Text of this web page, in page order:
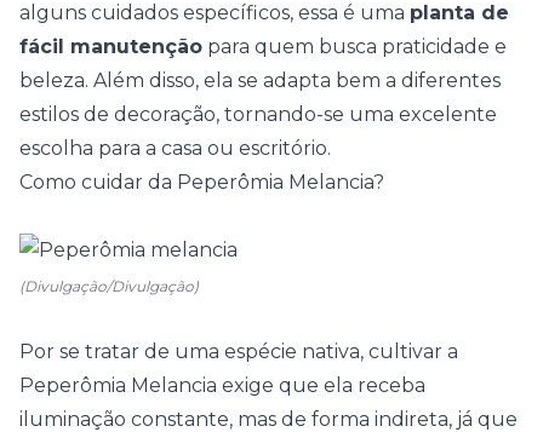
alguns cuidados específicos, essa é uma planta de
fácil manutenção para quem busca praticidade e
beleza. Além disso, ela se adapta bem a diferentes
estilos de decoração, tornando-se uma excelente
escolha para a casa ou escritório.
Como cuidar da Peperômia Melancia?
(Divulgação/Divulgação)
Por se tratar de uma espécie nativa, cultivar a
Peperômia Melancia exige que ela receba
iluminação constante, mas de forma indireta, já que